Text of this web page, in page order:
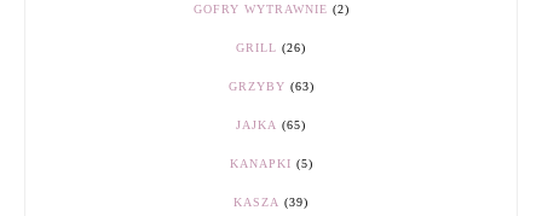
GOFRY WYTRAWNIE (2)
GRILL (26)
GRZYBY (63)
JAJKA (65)
KANAPKI (5)
KASZA (39)